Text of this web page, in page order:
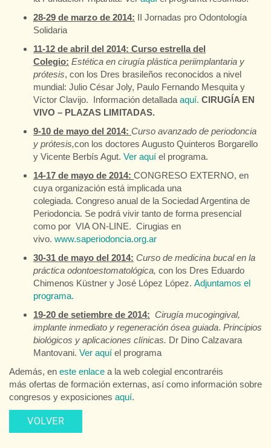
28-29 de marzo de 2014: II Jornadas pro Odontología
Solidaria
11-12 de abril del 2014: Curso estrella del
Colegio: Estética en cirugía plástica periimplantaria y
prótesis, con los Dres brasileños reconocidos a nivel
mundial: Julio César Joly, Paulo Fernando Mesquita y
Víctor Clavijo. Información detallada aquí. CIRUGÍA EN
VIVO – PLAZAS LIMITADAS.
9-10 de mayo del 2014: Curso avanzado de periodoncia
y prótesis,con los doctores Augusto Quinteros Borgarello
y Vicente Berbís Agut. Ver aquí el programa.
14-17 de mayo de 2014: CONGRESO EXTERNO, en
cuya organización está implicada una
colegiada. Congreso anual de la Sociedad Argentina de
Periodoncia. Se podrá vivir tanto de forma presencial
como por VIA ON-LINE. Cirugias en
vivo. www.saperiodoncia.org.ar
30-31 de mayo del 2014: Curso de medicina bucal en la
práctica odontoestomatológica, con los Dres Eduardo
Chimenos Küstner y José López López. Adjuntamos el
programa.
19-20 de setiembre de 2014: Cirugía mucogingival,
implante inmediato y regeneración ósea guiada. Principios
biológicos y aplicaciones clínicas. Dr Dino Calzavara
Mantovani. Ver aquí el programa
Además, en este enlace a la web colegial encontraréis
más ofertas de formación externas, así como información sobre
congresos y exposiciones aquí.
VOLVER